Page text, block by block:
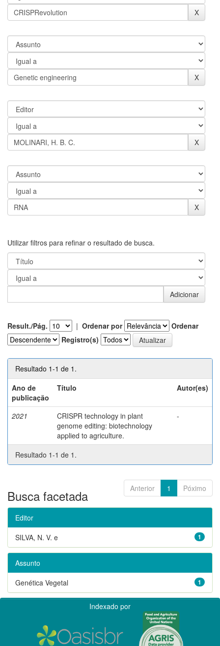
Utilizar filtros para refinar o resultado de busca.
Result./Pág. | Ordenar por
Ordenar
Registro(s)
Resultado 1-1 de 1.
Ano de
publicação
Título Autor(es)
2021
CRISPR technology in plant
genome editing: biotechnology
applied to agriculture.
-
Resultado 1-1 de 1.
Anterior 1 Póximo
Busca facetada
Editor
1
SILVA, N. V. e
Assunto
1
Genética Vegetal
Indexado por